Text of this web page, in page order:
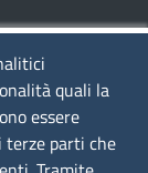
quali la
essere
terze parti che